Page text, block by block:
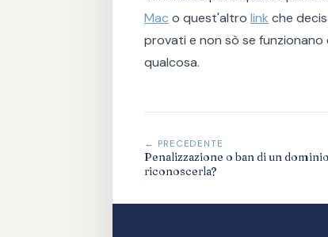
Mac o quest'altro link che
provati e non sò se
qualcosa.
← PRECEDENTE
Penalizzazione o ban di un
riconoscerla?